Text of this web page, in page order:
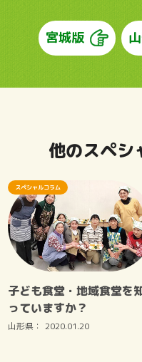
宮城版
他のスペシ
子ども食堂・地域食堂を
っていますか？
山形県： 2020.01.20
スペシャルコラム